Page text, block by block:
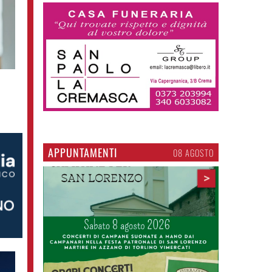
APPUNTAMENTI 06 AGOSTO
>